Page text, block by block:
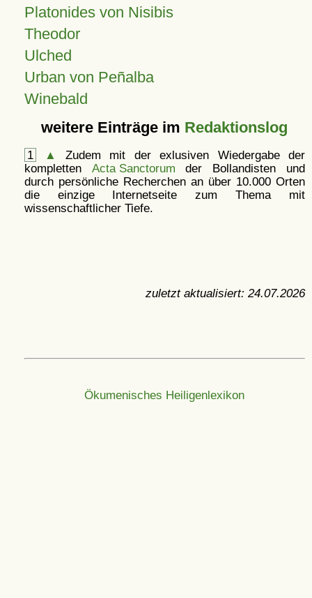
Platonides von Nisibis
Theodor
Ulched
Urban von Peñalba
Winebald
weitere Einträge im Redaktionslog
1 ▲
Zudem mit der exlusiven Wiedergabe der
kompletten Acta Sanctorum der Bollandisten und
durch persönliche Recherchen an über 10.000 Orten
die einzige Internetseite zum Thema mit
wissenschaftlicher Tiefe.
zuletzt aktualisiert: 24.07.2026
Ökumenisches Heiligenlexikon